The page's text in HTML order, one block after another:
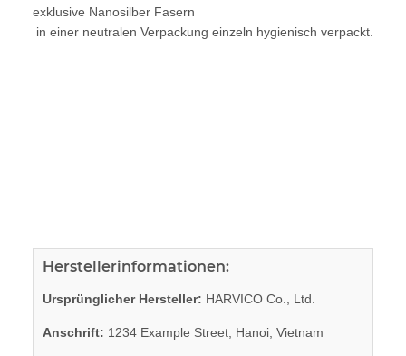
exklusive Nanosilber Fasern
in einer neutralen Verpackung einzeln hygienisch verpackt.
Herstellerinformationen:
Ursprünglicher Hersteller: HARVICO Co., Ltd.
Anschrift: 1234 Example Street, Hanoi, Vietnam